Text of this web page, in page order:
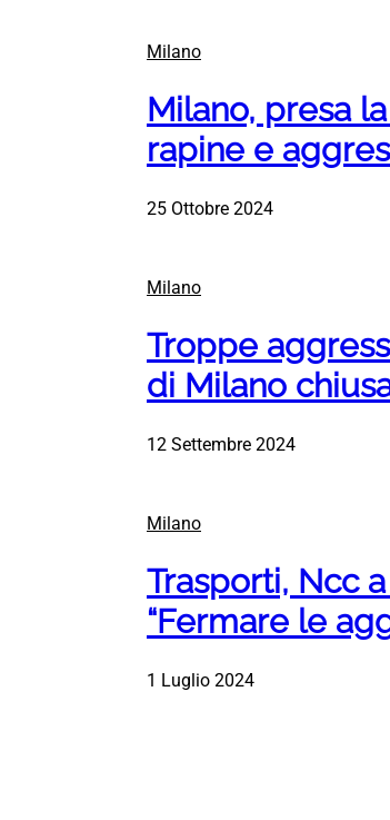
Milano
Milano, presa
rapine e
25 Ottobre 2024
Milano
Troppe
di Milano
12 Settembre 2024
Milano
Trasporti, Ncc
“Fermare le
1 Luglio 2024